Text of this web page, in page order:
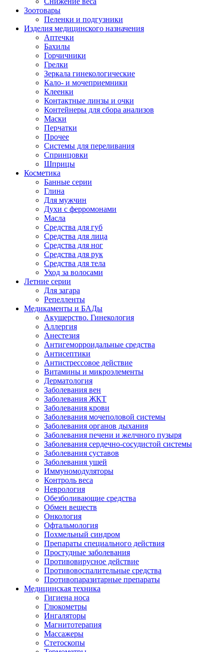
Зоотовары
Пеленки и подгузники
Изделия медицинского назначения
Аптечки
Бахилы
Горчичники
Грелки
Зеркала гинекологические
Кало- и мочеприемники
Клеенки
Контактные линзы и очки
Контейнеры для сбора анализов
Маски
Перчатки
Прочее
Системы для переливания
Спринцовки
Шприцы
Косметика
Банные серии
Глина
Для мужчин
Духи с ферромонами
Масла
Средства для губ
Средства для лица
Средства для ног
Средства для рук
Средства для тела
Уход за волосами
Летние серии
Для загара
Репелленты
Медикаменты и БАДы
Акушерство. Гинекология
Аллергия
Анестезия
Антигеморроидальные средства
Антисептики
Антистрессовое действие
Витамины и микроэлементы
Дерматология
Заболевания вен
Заболевания ЖКТ
Заболевания крови
Заболевания мочеполовой системы
Заболевания органов дыхания
Заболевания печени и желчного пузыря
Заболевания сердечно-сосудистой системы
Заболевания суставов
Заболевания ушей
Иммуномодуляторы
Контроль веса
Неврология
Обезболивающие средства
Обмен веществ
Онкология
Офтальмология
Похмельный синдром
Препараты специального действия
Простудные заболевания
Противовирусное действие
Противовоспалительные средства
Противопаразитарные препараты
Медицинская техника
Гигиена носа
Глюкометры
Ингаляторы
Магнитотерапия
Массажеры
Стетоскопы